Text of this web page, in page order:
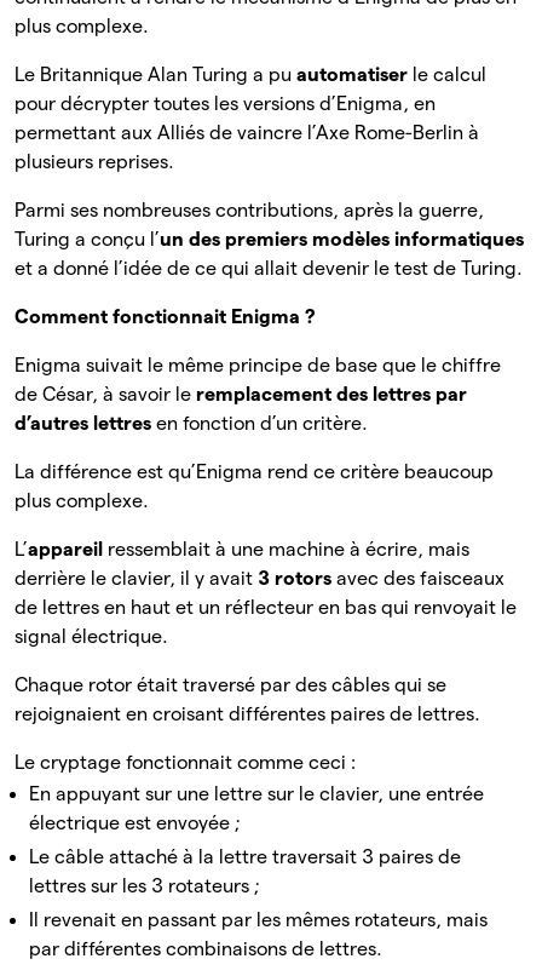
plus complexe.
Le Britannique Alan Turing a pu automatiser le calcul
pour décrypter toutes les versions d’Enigma, en
permettant aux Alliés de vaincre l’Axe Rome-Berlin à
plusieurs reprises.
Parmi ses nombreuses contributions, après la guerre,
Turing a conçu l’un des premiers modèles informatiques
et a donné l’idée de ce qui allait devenir le test de Turing.
Comment fonctionnait Enigma ?
Enigma suivait le même principe de base que le chiffre
de César, à savoir le remplacement des lettres par
d’autres lettres en fonction d’un critère.
La différence est qu’Enigma rend ce critère beaucoup
plus complexe.
L’appareil ressemblait à une machine à écrire, mais
derrière le clavier, il y avait 3 rotors avec des faisceaux
de lettres en haut et un réflecteur en bas qui renvoyait le
signal électrique.
Chaque rotor était traversé par des câbles qui se
rejoignaient en croisant différentes paires de lettres.
Le cryptage fonctionnait comme ceci :
En appuyant sur une lettre sur le clavier, une entrée
électrique est envoyée ;
Le câble attaché à la lettre traversait 3 paires de
lettres sur les 3 rotateurs ;
Il revenait en passant par les mêmes rotateurs, mais
par différentes combinaisons de lettres.